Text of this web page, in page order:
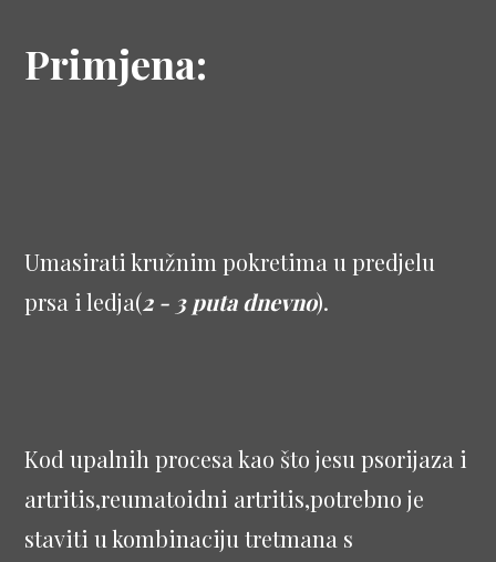
Primjena:
Umasirati kružnim pokretima u predjelu
prsa i ledja(2 - 3 puta dnevno).
Kod upalnih procesa kao što jesu psorijaza i
artritis,reumatoidni artritis,potrebno je
staviti u kombinaciju tretmana s